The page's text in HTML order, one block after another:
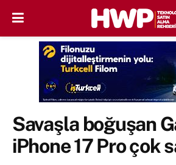
Savaşla boğuşan
iPhone 17 Pro çok